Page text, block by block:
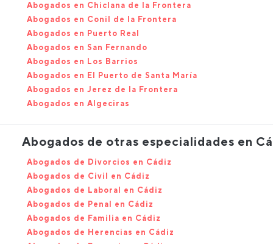
Abogados en Chiclana de la Frontera
Abogados en Conil de la Frontera
Abogados en Puerto Real
Abogados en San Fernando
Abogados en Los Barrios
Abogados en El Puerto de Santa María
Abogados en Jerez de la Frontera
Abogados en Algeciras
Abogados de otras especialidades en
Abogados de Divorcios en Cádiz
Abogados de Civil en Cádiz
Abogados de Laboral en Cádiz
Abogados de Penal en Cádiz
Abogados de Familia en Cádiz
Abogados de Herencias en Cádiz